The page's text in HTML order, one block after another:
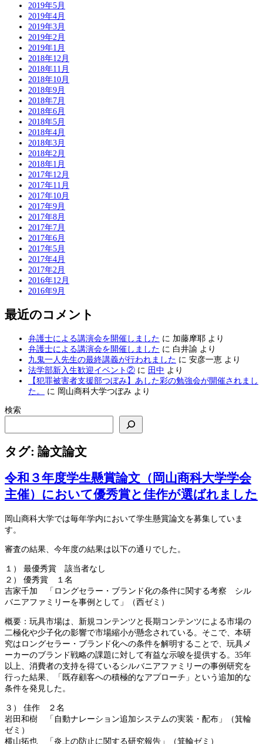
2019年5月
2019年4月
2019年3月
2019年2月
2019年1月
2018年12月
2018年11月
2018年10月
2018年9月
2018年7月
2018年6月
2018年5月
2018年4月
2018年3月
2018年2月
2018年1月
2017年12月
2017年11月
2017年10月
2017年9月
2017年8月
2017年7月
2017年6月
2017年5月
2017年4月
2017年2月
2016年12月
2016年9月
最近のコメント
弁護士による講演会を開催しました に 加藤摩耶 より
弁護士による講演会を開催しました に 白井諭 より
九鬼一人先生の最終講義が行われました に 安彦一恵 より
法学部新入生歓迎イベント② に 田中 より
【犯罪被害者支援部つぼみ】あした彩の勉強会が開催されまし
た。
に 岡山商科大学つぼみ より
検索
タグ: 論文論文
令和３年度学生懸賞論文（岡山商科大学学会
主催）において優秀賞と佳作が選ばれました
岡山商科大学では毎年学内において学生懸賞論文を募集していま
す。
審査の結果、今年度の結果は以下の通りでした。
１） 最優秀賞 該当者なし
２） 優秀賞 １名
吉家千加 「ロングセラー・ブランド化の条件に関する考察 シル
バニアファミリーを事例として」（西ゼミ）
概要：玩具市場は、新規コンテンツと長期コンテンツによる市場の
二極化や少子化の影響で市場縮小が懸念されている。そこで、本研
究はロングセラー・ブランド化への条件を解明することで、玩具メ
ーカーのブランド戦略の課題に対して有益な示唆を提供する。35年
以上、消費者の支持を得ているシルバニアファミリーの事例研究を
行った結果、「既存顧客への積極的なアプローチ」という追加的な
条件を発見した。
３） 佳作 ２名
岩田和樹 「自動ナレーション追加システムの実装・配布」（箕輪
ゼミ）
横山拓也 「炎上の防止に関する研究報告」（箕輪ゼミ）